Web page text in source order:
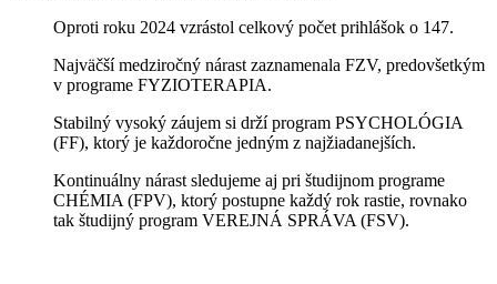
Oproti roku 2024 vzrástol celkový počet prihlášok o 147.
Najväčší medziročný nárast zaznamenala FZV, predovšetkým
v programe FYZIOTERAPIA.
Stabilný vysoký záujem si drží program PSYCHOLÓGIA
(FF), ktorý je každoročne jedným z najžiadanejších.
Kontinuálny nárast sledujeme aj pri študijnom programe
CHÉMIA (FPV), ktorý postupne každý rok rastie, rovnako
tak študijný program VEREJNÁ SPRÁVA (FSV).